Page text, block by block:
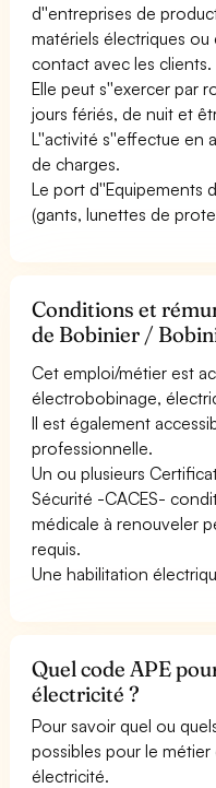
d''entreprises de
matériels électriques
contact avec les clients.
Elle peut s''exercer par
jours fériés, de nuit et
L''activité s''effectue en
de charges.
Le port d''Equipements
(gants, lunettes de
Conditions et
de Bobinier /
Cet emploi/métier est
électrobobinage,
Il est également
professionnelle.
Un ou plusieurs
Sécurité -CACES-
médicale à renouveler
requis.
Une habilitation
Quel code APE
électricité ?
Pour savoir quel ou
possibles pour le
électricité.